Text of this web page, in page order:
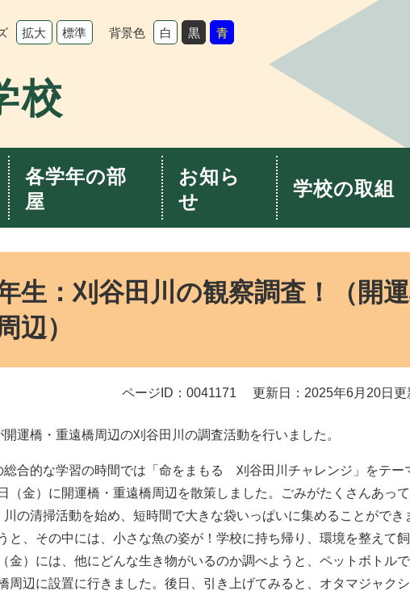
拡大 標準 背景色 白 黒 青
校
各学年の部
屋
お知ら
せ
学校の取組
生：刈谷田川の観察調査！（開
辺）
ページID：0041171 更新日：2025年6月20日更
運橋・重遠橋周辺の刈谷田川の調査活動を行いました。
合的な学習の時間では「命をまもる 刈谷田川チャレンジ」をテー
（金）に開運橋・重遠橋周辺を散策しました。ごみがたくさんあっ
川の清掃活動を始め、短時間で大きな袋いっぱいに集めることができ
と、その中には、小さな魚の姿が！学校に持ち帰り、環境を整えて飼
金）には、他にどんな生き物がいるのか調べようと、ペットボトル
周辺に設置に行きました。後日、引き上げてみると、オタマジャク